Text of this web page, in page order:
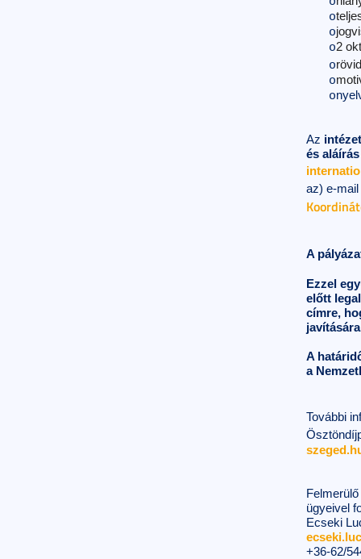
o
o
o2
o
o
o
Az
és
az) e-
A
Ezzel
előtt
címre,
A
a
További
ügyeivel
Ecseki
+36-62/